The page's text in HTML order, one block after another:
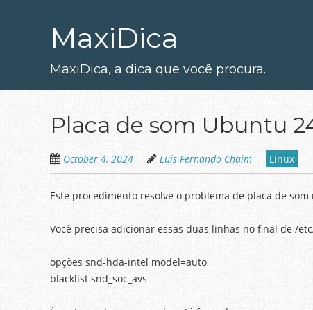
MaxiDica
MaxiDica, a dica que você procura.
Placa de som Ubuntu
October 4, 2024 Luis Fernando Chaim Linux
Este procedimento resolve o problema de placa de
Você precisa adicionar essas duas linhas no final de /
opções snd-hda-intel model=auto
blacklist snd_soc_avs